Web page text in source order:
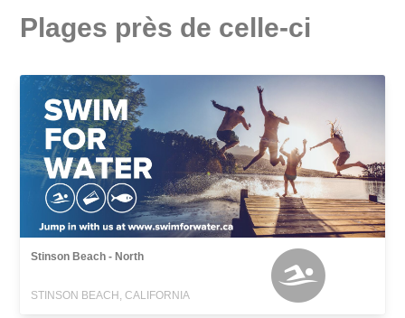
Plages près de celle-ci
Stinson Beach - North
STINSON BEACH, CALIFORNIA